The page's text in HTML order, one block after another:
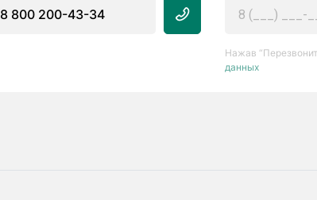
8 800 200-43-34
Нажав
данных